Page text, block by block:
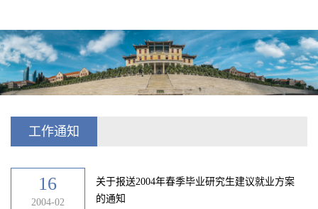
工作通知
16
2004-02
关于报送2004年春季毕业研究生建议就业方案
的通知